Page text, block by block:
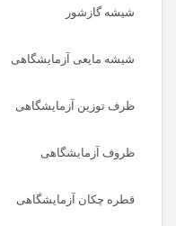
شیشه گازشور
شیشه مایعی آزمایشگاهی
ظرف توزین آزمایشگاهی
ظروف آزمایشگاهی
قطره چکان آزمایشگاهی